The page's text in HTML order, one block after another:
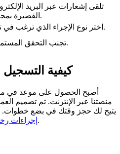
تلقى إشعارات عبر البريد
القصيرة بمجرد فتح أوقات جديدة.
اختر نوع الإجراء الذي ترغب في تلقي إشعارات بشأنه.
تجنب التحقق المستمر من توافر المواعيد.
كيفية
أصبح الحصول على موعد في
منصتنا عبر الإنترنت. تم تصميم
يتيح لك حجز وقتك في بضع خطوات.
إجراءات عبر موقعنا مباشرة.